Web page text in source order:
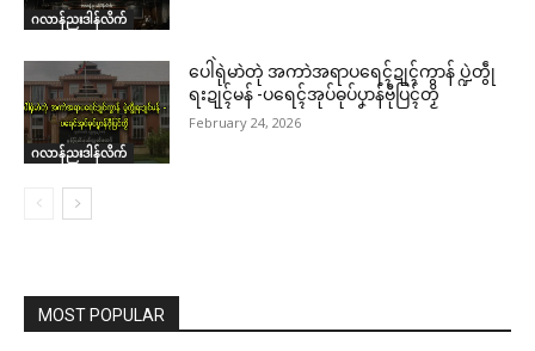
ဂလာန်ညးဒါန်လိက်
ဂလာန်ညးဒါန်လိက်
ပေါဲရုဲမာဲတုဲ အကာဲအရာပရေၚ်ဍုၚ်ကွာန် ပ္ဍဲတွဵု
ရးဍုၚ်မန် -ပရေၚ်အုပ်ဓုပ်ပၞာန်ဗီုပြၚ်တၟိ
February 24, 2026
MOST POPULAR